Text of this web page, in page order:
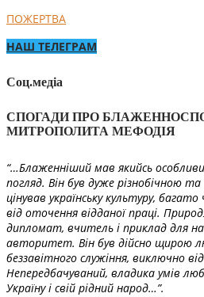
ПОЖЕРТВА
НАШ ТЕЛЕГРАМ
Соц.медіа
СПОГАДИ ПРО
МИТРОПОЛИТА МЕФОДІЯ
“…Блаженніший мав якийсь
погляд. Він був дуже різнобічною
цінував українську культуру,
від оточення відданої праці.
дипломат, вчитель і приклад для
авторитет. Він був дійсно щирою
беззавітного служіння, виключно
Непередбачуваний, владика умів
Україну і свій рідний народ…”.